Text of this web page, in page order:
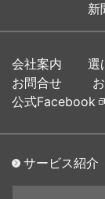
新
会社案内 選
お問合せ
公式Facebook
サービス紹介